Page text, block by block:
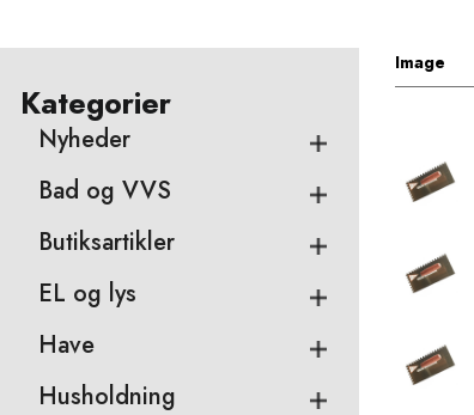
Kategorier
Nyheder
Bad og VVS
Butiksartikler
EL og lys
Have
Husholdning
Image